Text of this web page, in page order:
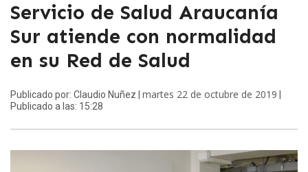
Servicio de Salud Araucanía
Sur atiende con normalidad
en su Red de Salud
Publicado por: Claudio Nuñez | martes 22 de octubre de 2019
Publicado a las: 15:28